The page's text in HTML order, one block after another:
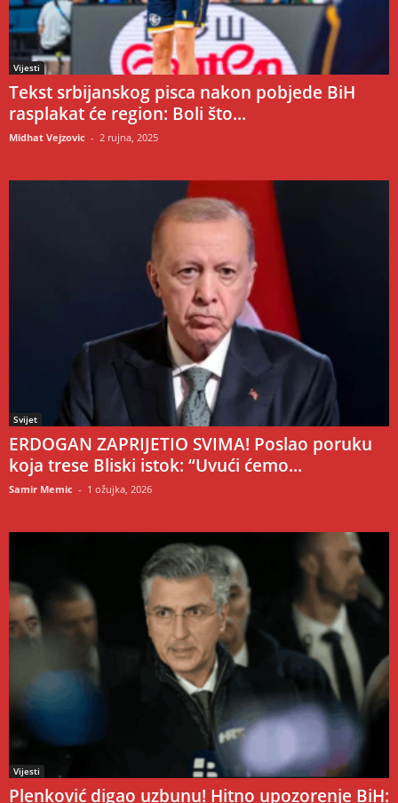
Vijesti
Tekst srbijanskog pisca nakon pobjede BiH
rasplakat će region: Boli što...
Midhat Vejzovic - 2 rujna, 2025
Svijet
ERDOGAN ZAPRIJETIO SVIMA! Poslao poruku
koja trese Bliski istok: “Uvući ćemo...
Samir Memic - 1 ožujka, 2026
Vijesti
Plenković digao uzbunu! Hitno upozorenje BiH: